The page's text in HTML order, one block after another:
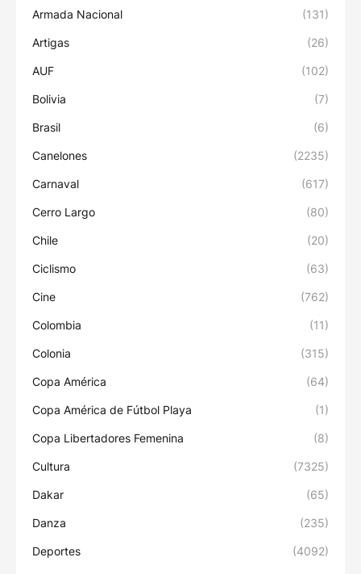
Armada Nacional (131)
Artigas (26)
AUF (102)
Bolivia (7)
Brasil (6)
Canelones (2235)
Carnaval (617)
Cerro Largo (80)
Chile (20)
Ciclismo (63)
Cine (762)
Colombia (11)
Colonia (315)
Copa América (64)
Copa América de Fútbol Playa (1)
Copa Libertadores Femenina (8)
Cultura (7325)
Dakar (65)
Danza (235)
Deportes (4092)